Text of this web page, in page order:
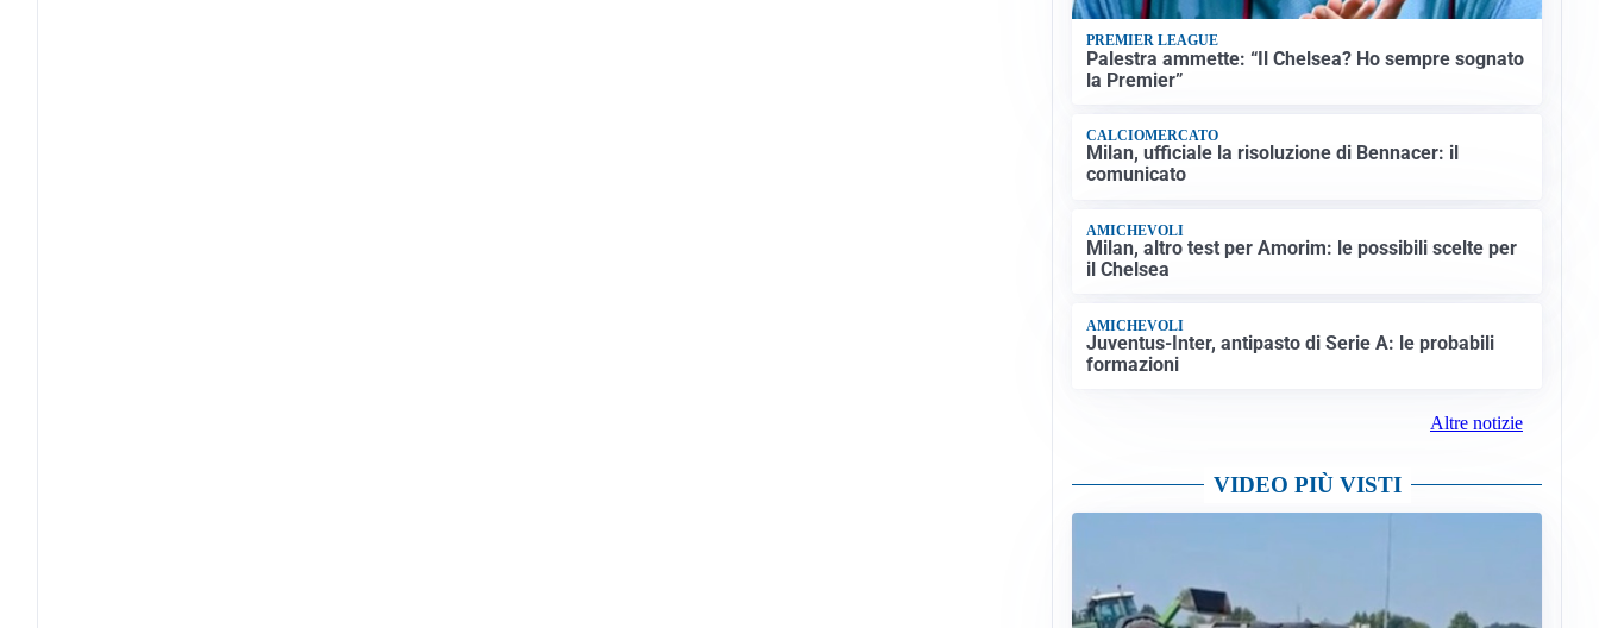
PREMIER LEAGUE
Palestra ammette: “Il Chelsea? Ho sempre sognato
la Premier”
CALCIOMERCATO
Milan, ufficiale la risoluzione di Bennacer: il
comunicato
AMICHEVOLI
Milan, altro test per Amorim: le possibili scelte per
il Chelsea
AMICHEVOLI
Juventus-Inter, antipasto di Serie A: le probabili
formazioni
Altre notizie
VIDEO PIÙ VISTI